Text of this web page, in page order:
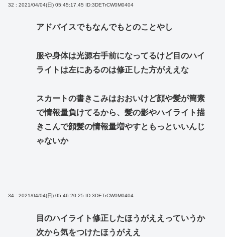
32 : 2021/04/04(日) 05:45:17.45 ID:3DETrCW0M0404
アドバイスでもなんでもとのことやし
服や身体は光源右手前になってるけど目のハイ
ライトは左にあるのは修正した方がええな
スカートの書きこみはおおいけど顔や髪が簡素
で情報量負けてるから、髪の影やハイライト描
きこんで顔髪の情報量増やすともっといいんじ
ゃないか
34 : 2021/04/04(日) 05:46:20.25 ID:3DETrCW0M0404
目のハイライト修正したほうがええっていうか
次から気をつけたほうがええ